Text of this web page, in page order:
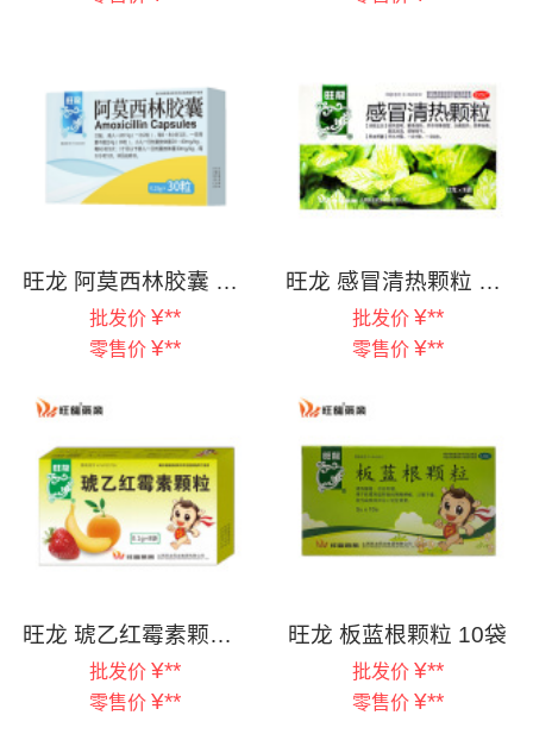
旺龙 阿莫西林胶囊 0.25g*30粒
批发价 ¥**
零售价 ¥**
旺龙 感冒清热颗粒 12克*8袋
批发价 ¥**
零售价 ¥**
旺龙 琥乙红霉素颗粒 8袋
批发价 ¥**
零售价 ¥**
旺龙 板蓝根颗粒 10袋
批发价 ¥**
零售价 ¥**